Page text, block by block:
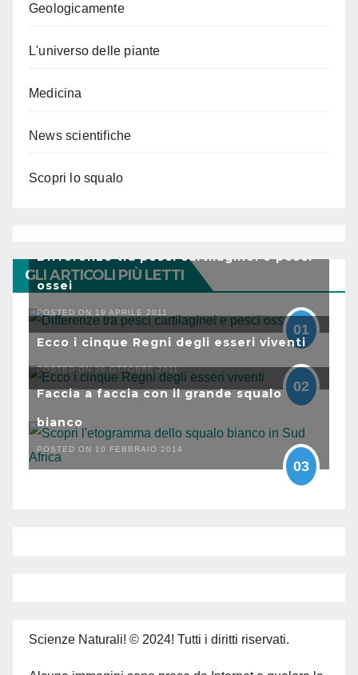
Geologicamente
L'universo delle piante
Medicina
News scientifiche
Scopri lo squalo
GLI ARTICOLI PIÙ LETTI
Differenze tra pesci cartilaginei e pesci
ossei
POSTED ON 19 APRILE 2011
01
Ecco i cinque Regni degli esseri viventi
POSTED ON 29 OTTOBRE 2011
02
Faccia a faccia con il grande squalo
bianco
POSTED ON 10 FEBBRAIO 2014
03
Scienze Naturali! © 2024! Tutti i diritti riservati.